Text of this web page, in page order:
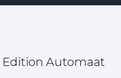
Edition Automaat